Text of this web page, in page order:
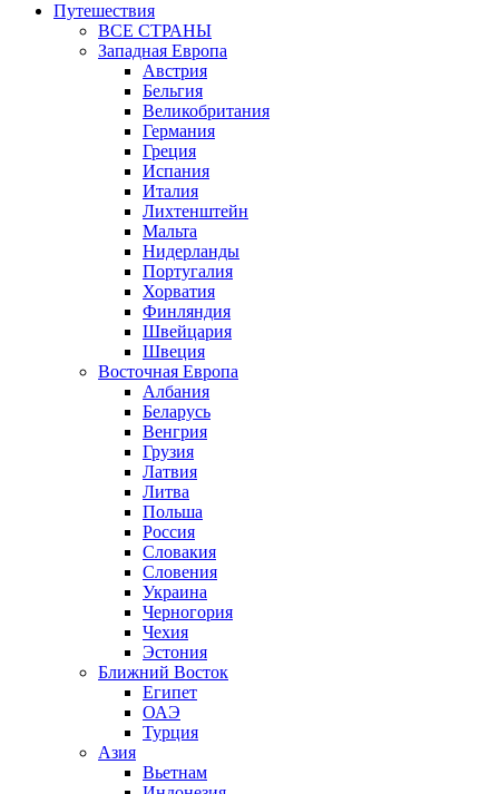
Путешествия
ВСЕ СТРАНЫ
Западная Европа
Австрия
Бельгия
Великобритания
Германия
Греция
Испания
Италия
Лихтенштейн
Мальта
Нидерланды
Португалия
Хорватия
Финляндия
Швейцария
Швеция
Восточная Европа
Албания
Беларусь
Венгрия
Грузия
Латвия
Литва
Польша
Россия
Словакия
Словения
Украина
Черногория
Чехия
Эстония
Ближний Восток
Египет
ОАЭ
Турция
Азия
Вьетнам